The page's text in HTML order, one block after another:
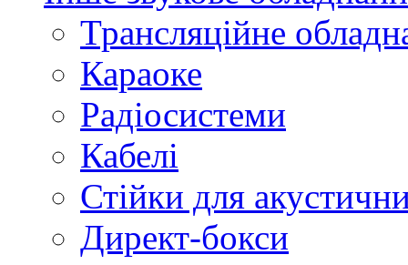
Трансляційне
Караоке
Радіосистеми
Кабелі
Стійки для
Директ-бокси